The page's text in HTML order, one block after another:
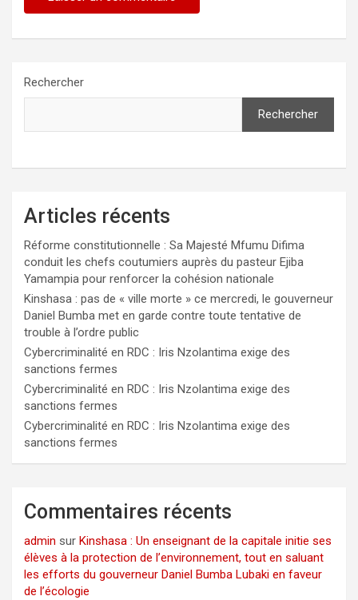
Rechercher
Rechercher
Articles récents
Réforme constitutionnelle : Sa Majesté Mfumu Difima
conduit les chefs coutumiers auprès du pasteur Ejiba
Yamampia pour renforcer la cohésion nationale
Kinshasa : pas de « ville morte » ce mercredi, le gouverneur
Daniel Bumba met en garde contre toute tentative de
trouble à l’ordre public
Cybercriminalité en RDC : Iris Nzolantima exige des
sanctions fermes
Cybercriminalité en RDC : Iris Nzolantima exige des
sanctions fermes
Cybercriminalité en RDC : Iris Nzolantima exige des
sanctions fermes
Commentaires récents
admin sur Kinshasa : Un enseignant de la capitale initie ses
élèves à la protection de l’environnement, tout en saluant
les efforts du gouverneur Daniel Bumba Lubaki en faveur
de l’écologie